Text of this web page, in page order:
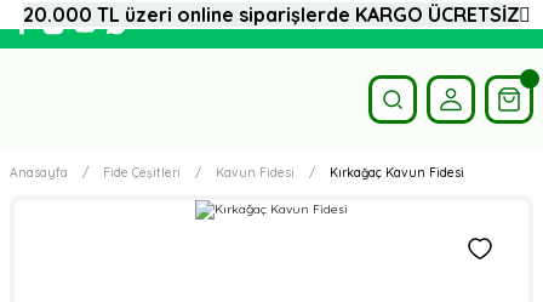
Anasayfa Fide Çeşitleri Kavun Fidesi Kırkağaç Kavun Fidesi
20.000 TL üzeri online siparişlerde KARGO ÜCRETSİZ